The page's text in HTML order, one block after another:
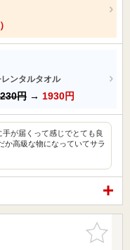
ンタルタオル
円 → 1930円
が届くって感じでとても良
か高級な物になっていてサラ
お気に入
りに追加